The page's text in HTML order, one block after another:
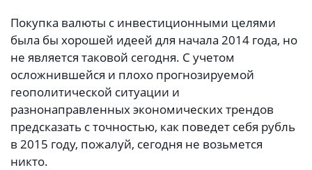
Покупка валюты с инвестиционными целями
была бы хорошей идеей для начала 2014 года, но
не является таковой сегодня. С учетом
осложнившейся и плохо прогнозируемой
геополитической ситуации и
разнонаправленных экономических трендов
предсказать с точностью, как поведет себя рубль
в 2015 году, пожалуй, сегодня не возьмется
никто.